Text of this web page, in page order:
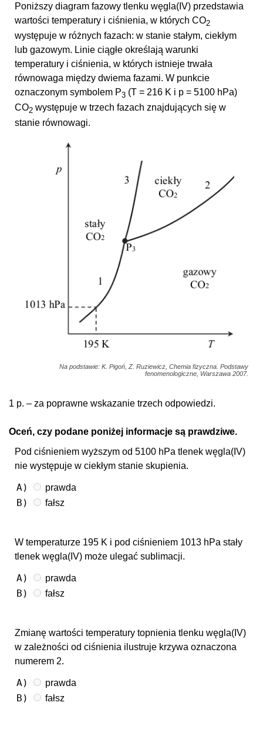
Poniższy diagram fazowy tlenku węgla(IV) przedstawia
wartości temperatury i ciśnienia, w których CO2
występuje w różnych fazach: w stanie stałym, ciekłym
lub gazowym. Linie ciągłe określają warunki
temperatury i ciśnienia, w których istnieje trwała
równowaga między dwiema fazami. W punkcie
oznaczonym symbolem P3 (T = 216 K i p = 5100 hPa)
CO2 występuje w trzech fazach znajdujących się w
stanie równowagi.
Na podstawie: K. Pigoń, Z. Ruziewicz, Chemia fizyczna. Podstawy
fenomenologiczne, Warszawa 2007.
1 p. – za poprawne wskazanie trzech odpowiedzi.
Oceń, czy podane poniżej informacje są prawdziwe.
Pod ciśnieniem wyższym od 5100 hPa tlenek węgla(IV)
nie występuje w ciekłym stanie skupienia.
A) prawda
B) fałsz
W temperaturze 195 K i pod ciśnieniem 1013 hPa stały
tlenek węgla(IV) może ulegać sublimacji.
A) prawda
B) fałsz
Zmianę wartości temperatury topnienia tlenku węgla(IV)
w zależności od ciśnienia ilustruje krzywa oznaczona
numerem 2.
A) prawda
B) fałsz